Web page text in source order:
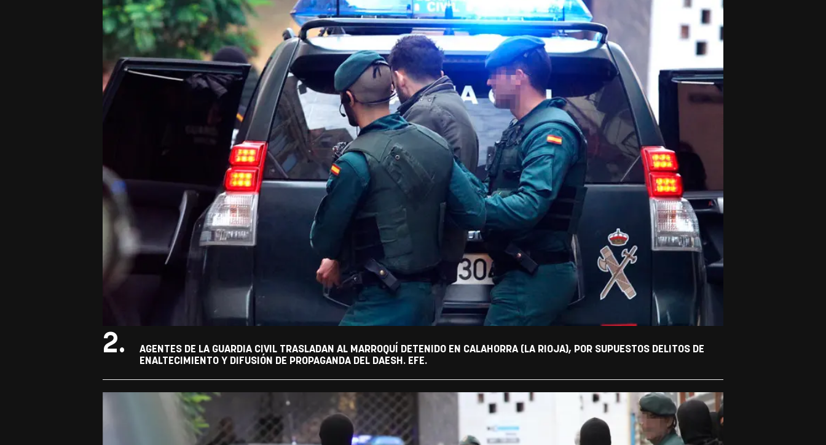
2.
AGENTES DE LA GUARDIA CIVIL TRASLADAN AL MARROQUÍ DETENIDO EN CALAHORRA (LA RIOJA), POR SUPUESTOS DELITOS DE
ENALTECIMIENTO Y DIFUSIÓN DE PROPAGANDA DEL DAESH. EFE.